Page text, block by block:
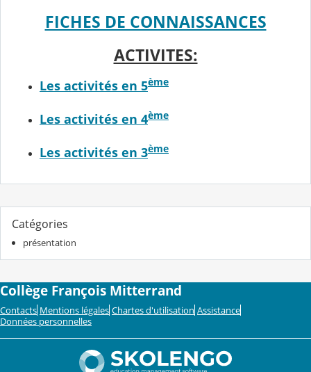
FICHES DE CONNAISSANCES
ACTIVITES:
Les activités en 5ème
Les activités en 4ème
Les activités en 3ème
Catégories
présentation
Collège François Mitterrand
Contacts Mentions légales Chartes d'utilisation Assistance
Données personnelles